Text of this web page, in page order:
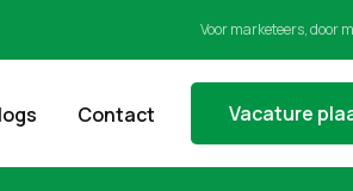
Voor marketeers, door
Contact Vacature